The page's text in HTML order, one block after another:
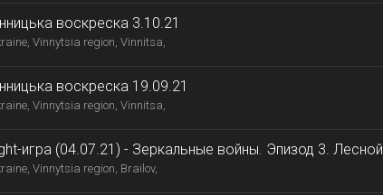
воскреска 3.10.21
Vinnytsia region, Vinnitsa,
воскреска 19.09.21
Vinnytsia region, Vinnitsa,
игра (04.07.21) - Зеркальные войны. Эпизод 3. Лесной
Vinnytsia region, Brailov,